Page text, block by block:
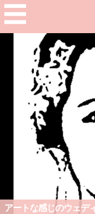
アートな感じのウェデ